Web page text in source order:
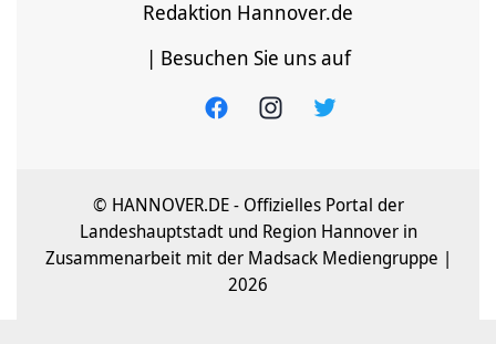
Redaktion Hannover.de
| Besuchen Sie uns auf
© HANNOVER.DE - Offizielles Portal der
Landeshauptstadt und Region Hannover in
Zusammenarbeit mit der Madsack Mediengruppe |
2026